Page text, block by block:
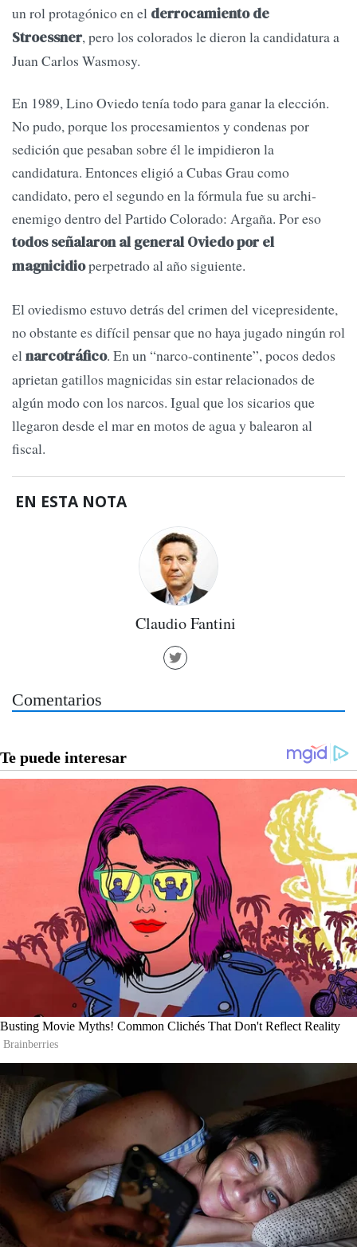
un rol protagónico en el derrocamiento de
Stroessner, pero los colorados le dieron la candidatura a
Juan Carlos Wasmosy.
En 1989, Lino Oviedo tenía todo para ganar la elección.
No pudo, porque los procesamientos y condenas por
sedición que pesaban sobre él le impidieron la
candidatura. Entonces eligió a Cubas Grau como
candidato, pero el segundo en la fórmula fue su archi-
enemigo dentro del Partido Colorado: Argaña. Por eso
todos señalaron al general Oviedo por el
magnicidioperpetrado al año siguiente.
El oviedismo estuvo detrás del crimen del vicepresidente,
no obstante es difícil pensar que no haya jugado ningún rol
el narcotráfico. En un “narco-continente”, pocos dedos
aprietan gatillos magnicidas sin estar relacionados de
algún modo con los narcos. Igual que los sicarios que
llegaron desde el mar en motos de agua y balearon al
fiscal.
EN ESTA NOTA
Claudio Fantini
Comentarios